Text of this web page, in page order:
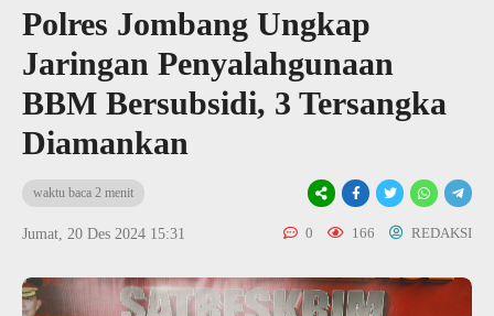
Polres Jombang Ungkap
Jaringan Penyalahgunaan
BBM Bersubsidi, 3 Tersangka
Diamankan
waktu baca 2 menit
Jumat, 20 Des 2024 15:31 0 166 REDAKSI